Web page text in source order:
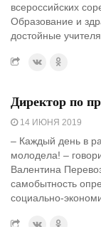
всероссийских
Образование и
достойные
Директор по
14 ИЮНЯ 2019
– Каждый день в
молодела! –
Валентина
самобытность
социально-